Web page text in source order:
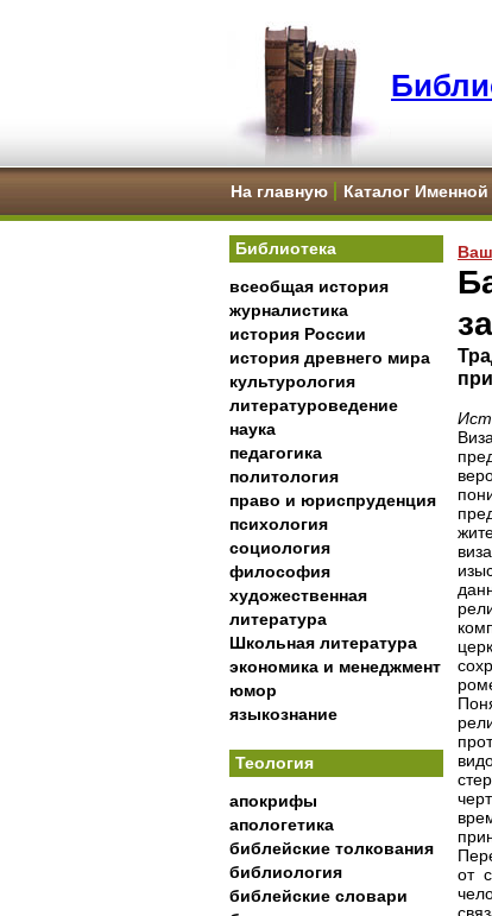
На главную Каталог Именной
Библиотека
всеобщая история
журналистика
история России
история древнего мира
культурология
литературоведение
наука
педагогика
политология
право и юриспруденция
психология
социология
философия
художественная
литература
Школьная литература
экономика и менеджмент
юмор
языкознание
Теология
апокрифы
апологетика
библейские толкования
библиология
библейские словари
от